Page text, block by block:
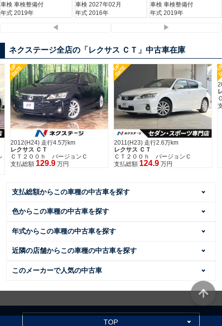
車検 車検整備付
年式 2019年
車検 2027年02月
年式 2016年
車検 車検整備付
年式 2019年
◀ ▶
ネクステージ全店の「レクサス ＣＴ」中古車在庫
UP
DATE
2012(H24) 走行4.5万km
レクサス ＣＴ
ＣＴ２００ｈ バージョンＣ
支払総額 129.9 万円
UP
DATE
2011(H23) 走行2.6万km
レクサス ＣＴ
ＣＴ２００ｈ バージョンＣ
支払総額 124.9 万円
支払総額からこの車種の中古車を探す
色からこの車種の中古車を探す
年式からこの車種の中古車を探す
近隣の店舗からこの車種の中古車を探す
このメーカーで人気の中古車
TOP